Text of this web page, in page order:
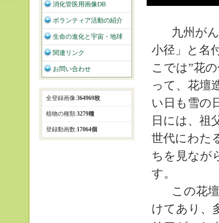
九州がん
小径」と名
こでは”花
って、花壇
い日も雪の
日には、祖
世代にわた
ちを見なが
す。
この花壇
けてあり、
消化管医用画像DB
ボランティア活動の紹介
生命の進化と宇宙・地球
関連リンク
お問い合わせ
全登録画像:364969枚
植物の種類:3279種
登録動画数:17064個